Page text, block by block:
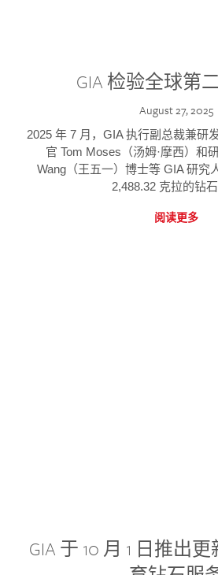
GIA 检验全球第
August 27, 2025
2025 年 7 月，GIA 执行副总裁兼研
官 Tom Moses（汤姆·摩西）和
Wang（王五一）博士等 GIA 研究
2,488.32 克拉的钻
阅读更多
GIA 于 10 月 1 日推出